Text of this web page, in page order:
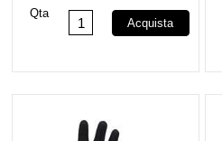
Qta
Acquista